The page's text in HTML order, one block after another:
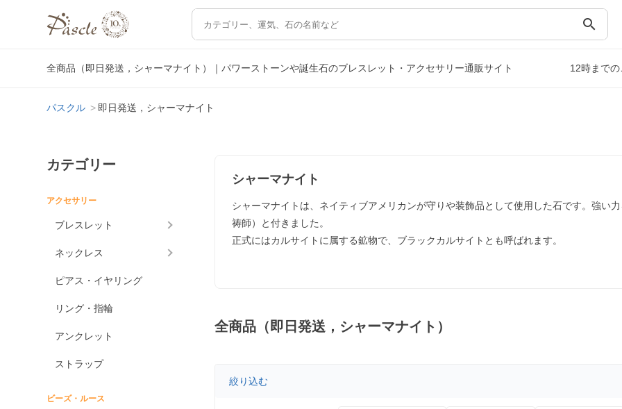
search
全商品（即日発送，シャーマナイト）｜パワーストーンや誕生石のブレスレット・アクセサリー通販サイト 12時まで
パスクル 即日発送，シャーマナイト
カテゴリー
アクセサリー
ブレスレット
ネックレス
ピアス・イヤリング
リング・指輪
アンクレット
ストラップ
ビーズ・ルース
シャーマナイト
シャーマナイトは、ネイティブアメリカンが守りや装飾品として使用した石です。強い
祷師）と付きました。
正式にはカルサイトに属する鉱物で、ブラックカルサイトとも呼ばれます。
全商品（即日発送，シャーマナイト）
絞り込む